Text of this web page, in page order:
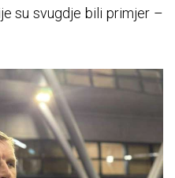
su svugdje bili primjer –